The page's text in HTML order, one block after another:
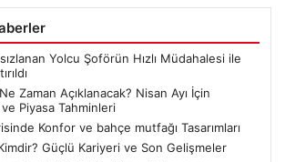
Yolcu Şoförün Hızlı Müdahalesi ile
Zaman Açıklanacak? Nisan Ayı İçin
Piyasa Tahminleri
Konfor ve bahçe mutfağı Tasarımları
Güçlü Kariyeri ve Son Gelişmeler